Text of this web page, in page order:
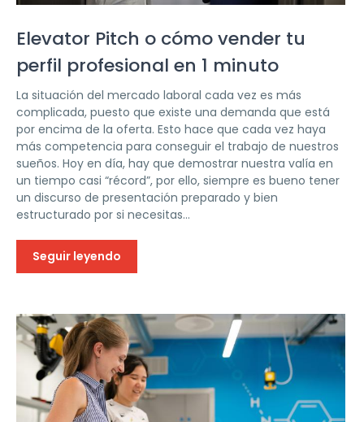
Elevator Pitch o cómo vender tu
perfil profesional en 1 minuto
La situación del mercado laboral cada vez es más
complicada, puesto que existe una demanda que está
por encima de la oferta. Esto hace que cada vez haya
más competencia para conseguir el trabajo de nuestros
sueños. Hoy en día, hay que demostrar nuestra valía en
un tiempo casi “récord”, por ello, siempre es bueno tener
un discurso de presentación preparado y bien
estructurado por si necesitas...
Seguir leyendo